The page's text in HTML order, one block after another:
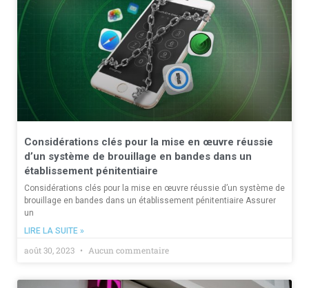
Considérations clés pour la mise en œuvre réussie
d’un système de brouillage en bandes dans un
établissement pénitentiaire
Considérations clés pour la mise en œuvre réussie d’un système de
brouillage en bandes dans un établissement pénitentiaire Assurer
un
LIRE LA SUITE »
août 30, 2023 Aucun commentaire